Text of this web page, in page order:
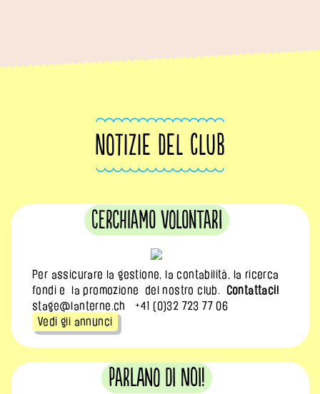
NOTIZIE DEL CLUB
Cerchiamo volontari
Per assicurare la gestione, la contabilità, la ricerca
fondi e la promozione del nostro club. Contattaci!
stage@lanterne.ch +41 (0)32 723 77 06
Vedi gli annunci
Parlano di noi!